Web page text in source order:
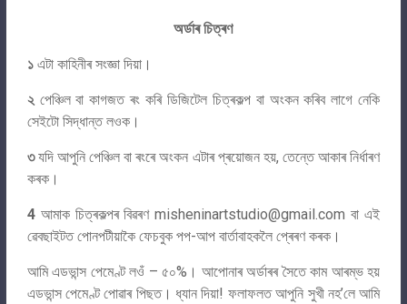
অৰ্ডাৰ চিত্ৰণ
১এটা কাহিনীৰ সংজ্ঞা দিয়া।
২পেঞ্চিল বা কাগজত ৰং কৰি ডিজিটেল চিত্ৰকল্প বা অংকন কৰিব লাগে নেকি
সেইটো সিদ্ধান্ত লওক।
৩যদি আপুনি পেঞ্চিল বা ৰংৰে অংকন এটাৰ প্ৰয়োজন হয়, তেন্তে আকাৰ নিৰ্ধাৰণ
কৰক।
4আমাক চিত্ৰকল্পৰ বিৱৰণmisheninartstudio@gmail.com বা এই
ৱেবছাইটত পোনপটীয়াকৈ ফেচবুক পপ-আপ বাৰ্তাবাহকলৈ প্ৰেৰণ কৰক।
আমি এডভান্স পেমেণ্ট লওঁ – ৫০%। আপোনাৰ অৰ্ডাৰৰ সৈতে কাম আৰম্ভ হয়
এডভান্স পেমেণ্ট পোৱাৰ পিছত। ধ্যান দিয়া! ফলাফলত আপুনি সুখী নহ’লে আমি